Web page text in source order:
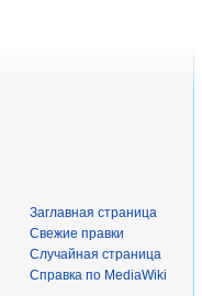
Заглавная страница
Свежие правки
Случайная страница
Справка по MediaWiki